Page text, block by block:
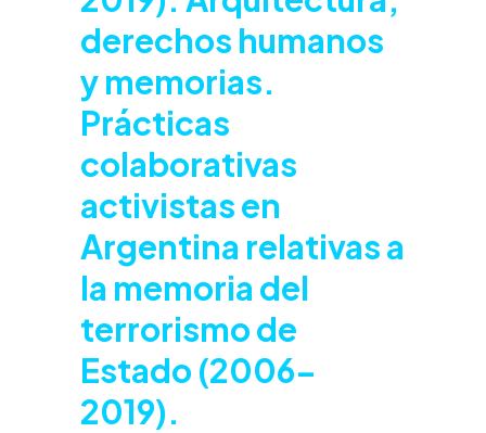
derechos humanos
y memorias.
Prácticas
colaborativas
activistas en
Argentina relativas a
la memoria del
terrorismo de
Estado (2006-
2019).